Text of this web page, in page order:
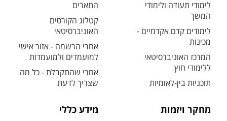
לימודי תעודה ולימודי
המשך
לימודים קדם אקדמיים -
מכינות
המרכז האוניברסיטאי
ללימודי חוץ
תוכניות בין-לאומיות
התארים
קטלוג הקורסים
האוניברסיטאי
אחרי הרשמה - אזור אישי
למועמדים ולמועמדות
אחרי שהתקבלת - כל מה
שצריך לדעת
מחקר ויזמות מידע כללי